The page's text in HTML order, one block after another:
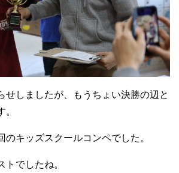
せしましたが、もうちょい決勝の辺と
のキッズスクールコンペでした。
トでしたね。